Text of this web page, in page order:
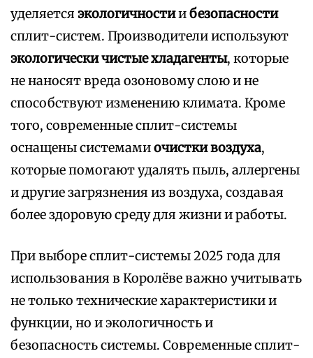
уделяется экологичностиибезопасности
сплит-систем. Производители используют
экологически чистые хладагенты, которые
не наносят вреда озоновому слою и не
способствуют изменению климата. Кроме
того, современные сплит-системы
оснащены системамиочистки воздуха,
которые помогают удалять пыль, аллергены
и другие загрязнения из воздуха, создавая
более здоровую среду для жизни и работы.
При выборе сплит-системы 2025 года для
использования в Королёве важно учитывать
не только технические характеристики и
функции, но и экологичность и
безопасность системы. Современные сплит-